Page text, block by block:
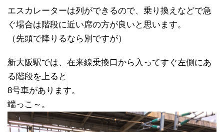
エスカレーターは列ができるので、乗り換えなどで急
ぐ場合は階段に近い席の方が良いと思います。
（先頭で降りるなら別ですが）
新大阪駅では、在来線乗換口から入ってすぐ左側にあ
る階段を上ると
8号車があります。
端っこ～。